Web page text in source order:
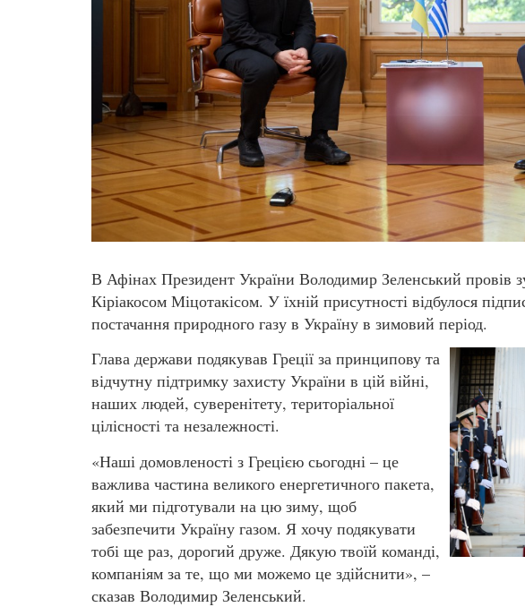
В Афінах Президент України Володимир Зеленський провів
Кіріакосом Міцотакісом. У їхній присутності відбулося
постачання природного газу в Україну в зимовий період.
Глава держави подякував Греції за принципову та
відчутну підтримку захисту України в цій війні,
наших людей, суверенітету, територіальної
цілісності та незалежності.
«Наші домовленості з Грецією сьогодні – це
важлива частина великого енергетичного пакета,
який ми підготували на цю зиму, щоб
забезпечити Україну газом. Я хочу подякувати
тобі ще раз, дорогий друже. Дякую твоїй команді,
компаніям за те, що ми можемо це здійснити», –
сказав Володимир Зеленський.